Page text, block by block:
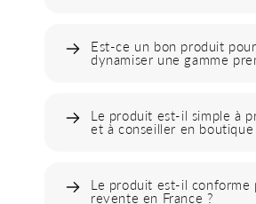
Est-ce un bon produit pour
dynamiser une gamme
Le produit est-il simple à
et à conseiller en boutique
Le produit est-il conforme
revente en France ?